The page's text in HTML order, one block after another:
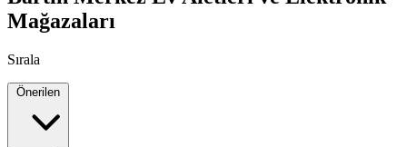
Mağazaları
Sırala